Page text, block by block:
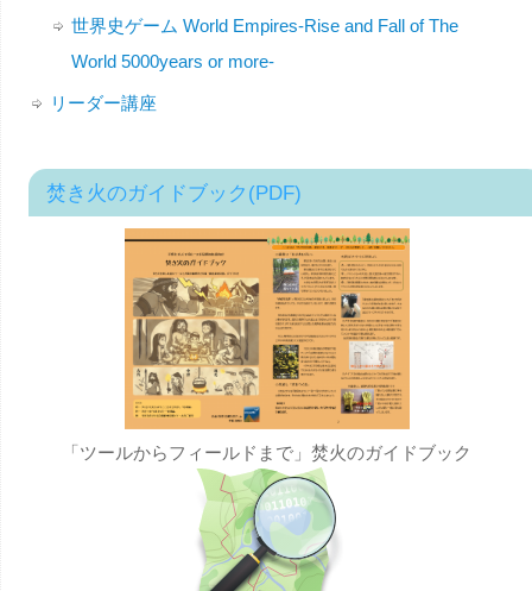
世界史ゲーム World Empires-Rise and Fall of The
World 5000years or more-
リーダー講座
焚き火のガイドブック(PDF)
「ツールからフィールドまで」焚火のガイドブック